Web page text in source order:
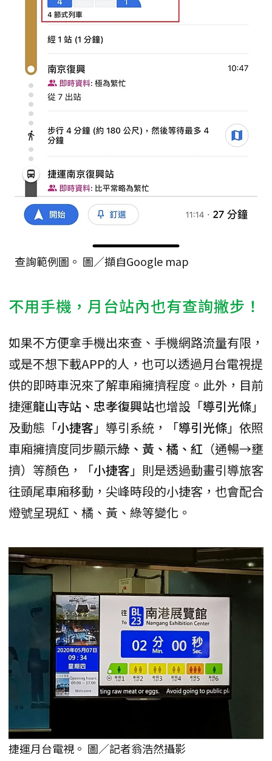
查詢範例圖。 圖／擷自Google map
不用手機，月台站內也有查詢撇步！
如果不方便拿手機出來查、手機網路流量有限，
或是不想下載APP的人，也可以透過月台電視提
供的即時車況來了解車廂擁擠程度。此外，目前
捷運龍山寺站、忠孝復興站也增設「導引光條」
及動態「小捷客 」導引系統，「導引光條」依照
車廂擁擠度同步顯示綠、黃、橘、紅 （通暢→壅
擠）等顏色，「小捷客 」則是透過動畫引導旅客
往頭尾車廂移動，尖峰時段的小捷客，也會配合
燈號呈現紅、橘、黃、綠等變化。
捷運月台電視。 圖／記者翁浩然攝影